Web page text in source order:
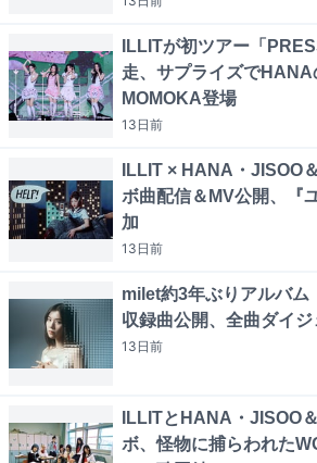
ILLITが初ツアー「
走、サプライズでHANA
MOMOKA登場
13日前
ILLIT × HANA・JISOO
ボ曲配信＆MV公開、『
加
13日前
milet約3年ぶりアルバム
収録曲公開、全曲ダイジ
13日前
ILLITとHANA・JISOO
ボ、怪物に捕らわれた